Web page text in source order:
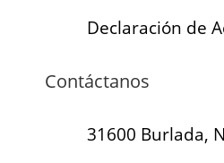
Declaración de
Contáctanos
31600 Burlada,